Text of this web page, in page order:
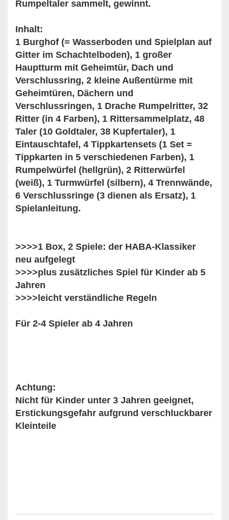
Rumpeltaler sammelt, gewinnt.
Inhalt:
1 Burghof (= Wasserboden und Spielplan auf
Gitter im Schachtelboden), 1 großer
Hauptturm mit Geheimtür, Dach und
Verschlussring, 2 kleine Außentürme mit
Geheimtüren, Dächern und
Verschlussringen, 1 Drache Rumpelritter, 32
Ritter (in 4 Farben), 1 Rittersammelplatz, 48
Taler (10 Goldtaler, 38 Kupfertaler), 1
Eintauschtafel, 4 Tippkartensets (1 Set =
Tippkarten in 5 verschiedenen Farben), 1
Rumpelwürfel (hellgrün), 2 Ritterwürfel
(weiß), 1 Turmwürfel (silbern), 4 Trennwände,
6 Verschlussringe (3 dienen als Ersatz), 1
Spielanleitung.
>>>>1 Box, 2 Spiele: der HABA-Klassiker
neu aufgelegt
>>>>plus zusätzliches Spiel für Kinder ab 5
Jahren
>>>>leicht verständliche Regeln
Für 2-4 Spieler ab 4 Jahren
Achtung:
Nicht für Kinder unter 3 Jahren geeignet,
Erstickungsgefahr aufgrund verschluckbarer
Kleinteile